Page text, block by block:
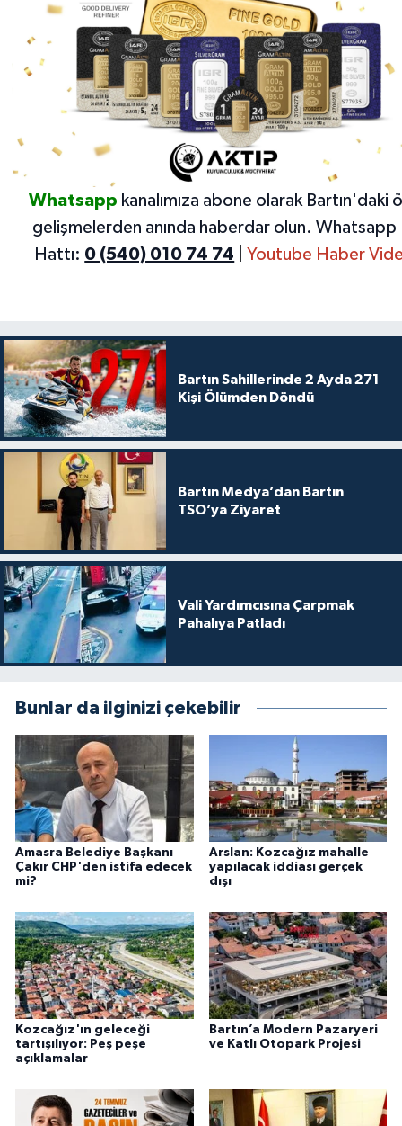
Whatsapp kanalımıza abone olarak Bartın'daki
gelişmelerden anında haberdar olun. Whatsapp
Hattı: 0 (540) 010 74 74 Youtube Haber
Bartın Sahillerinde 2 Ayda 271
Kişi Ölümden Döndü
Bartın Medya’dan Bartın
TSO’ya Ziyaret
Vali Yardımcısına Çarpmak
Pahalıya Patladı
Bunlar da ilginizi çekebilir
Amasra Belediye Başkanı
Çakır CHP'den istifa edecek
mi?
Arslan: Kozcağız mahalle
yapılacak iddiası gerçek
dışı
Kozcağız'ın geleceği
tartışılıyor: Peş peşe
açıklamalar
Bartın’a Modern Pazaryeri
ve Katlı Otopark Projesi